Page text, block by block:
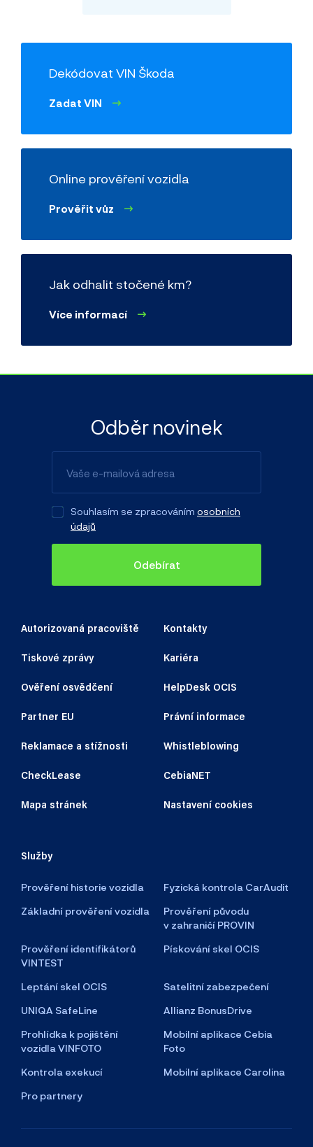
Dekódovat VIN Škoda
Zadat VIN
Online prověření vozidla
Prověřit vůz
Jak odhalit stočené km?
Více informací
Autorizovaná pracoviště Kontakty
Tiskové zprávy Kariéra
Ověření osvědčení HelpDesk OCIS
Partner EU Právní informace
Reklamace a stížnosti Whistleblowing
CheckLease CebiaNET
Mapa stránek Nastavení cookies
Služby
Prověření historie vozidla
Fyzická kontrola CarAudit
Základní prověření vozidla
Prověření původu
v zahraničí PROVIN
Prověření identifikátorů
VINTEST
Pískování skel OCIS
Leptání skel OCIS
Satelitní zabezpečení
UNIQA SafeLine
Allianz BonusDrive
Prohlídka k pojištění
vozidla VINFOTO
Mobilní aplikace Cebia
Foto
Kontrola exekucí
Mobilní aplikace Carolina
Pro partnery
Odběr novinek
Souhlasím se zpracováním osobních
údajů
Odebírat